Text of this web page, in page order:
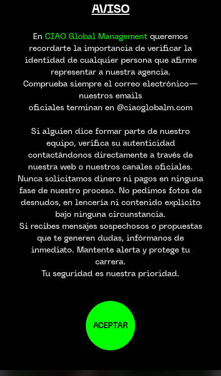
AVISO
En CIAO Global Management queremos
recordarte la importancia de verificar la
identidad de cualquier persona que afirme
representar a nuestra agencia.
Comprueba siempre el correo electrónico—
nuestros emails
oficiales terminan en @ciaoglobalm.com
Si alguien dice formar parte de nuestro
equipo, verifica su autenticidad
contactándonos directamente a través de
nuestra web o nuestros canales oficiales.
Nunca solicitamos dinero ni pagos en ninguna
fase de nuestro proceso. No pedimos fotos de
desnudos, en lencería ni contenido explícito
bajo ninguna circunstancia.
Si recibes mensajes sospechosos o propuestas
que te generen dudas, infórmanos de
inmediato. Mantente alerta y protege tu
carrera.
Tu seguridad es nuestra prioridad.
ACEPTAR